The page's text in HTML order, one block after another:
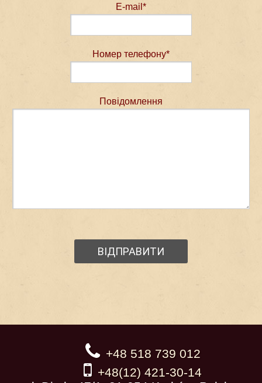
E-mail*
Номер телефону*
Повідомлення
+48 518 739 012
+48(12) 421-30-14